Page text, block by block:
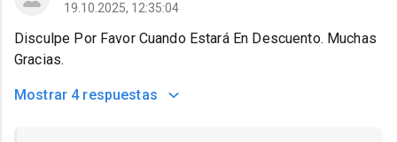
19.10.2025, 12:35:04
Disculpe Por Favor Cuando Estará En Descuento. Muchas
Gracias.
Mostrar 4 respuestas